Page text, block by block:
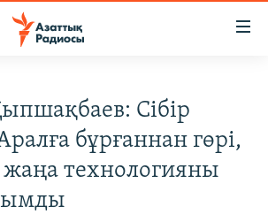
Сібір
бұрғаннан гөрі,
жаңа технологияны